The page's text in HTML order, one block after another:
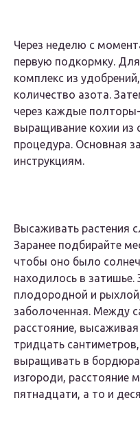
Через неделю с
первую подкормку.
комплекс из
количество азота.
через каждые
выращивание кохии из
процедура. Основная
инструкциям.
Высаживать растения
Заранее подбирайте
чтобы оно было
находилось в затишье.
плодородной и
заболоченная. Между
расстояние,
тридцать
выращивать в
изгороди, расстояние
пятнадцати, а то и